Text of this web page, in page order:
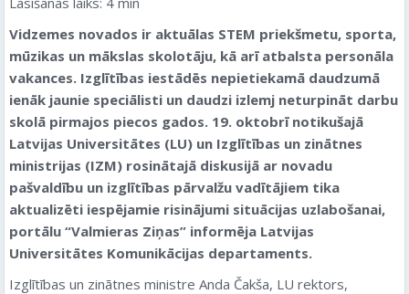
Vidzemes novados ir aktuālas STEM priekšmetu, sporta,
mūzikas un mākslas skolotāju, kā arī atbalsta personāla
vakances. Izglītības iestādēs nepietiekamā daudzumā
ienāk jaunie speciālisti un daudzi izlemj neturpināt darbu
skolā pirmajos piecos gados. 19. oktobrī notikušajā
Latvijas Universitātes (LU) un Izglītības un zinātnes
ministrijas (IZM) rosinātajā diskusijā ar novadu
pašvaldību un izglītības pārvalžu vadītājiem tika
aktualizēti iespējamie risinājumi situācijas uzlabošanai,
portālu “Valmieras Ziņas” informēja Latvijas
Universitātes Komunikācijas departaments.
Izglītības un zinātnes ministre Anda Čakša, LU rektors,